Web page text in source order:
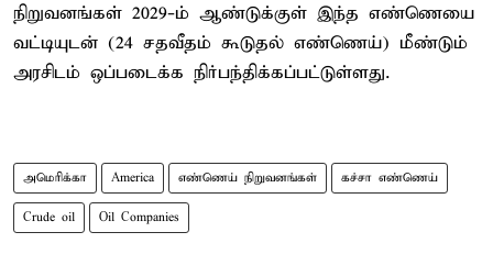
நிறுவனங்கள் 2029-ம் ஆண்டுக்குள் இந்த எண்ணெயை
வட்டியுடன் (24 சதவீதம் கூடுதல் எண்ணெய்) மீண்டும்
அரசிடம் ஒப்படைக்க நிர்பந்திக்கப்பட்டுள்ளது.
அமெரிக்கா America எண்ணெய் நிறுவனங்கள் கச்சா எண்ணெய்
Crude oil Oil Companies